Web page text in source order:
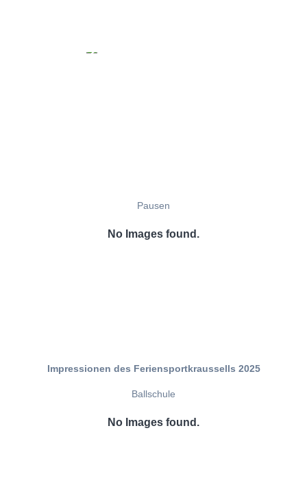
Pausen
No Images found.
Impressionen des Feriensportkraussells 2025
Ballschule
No Images found.